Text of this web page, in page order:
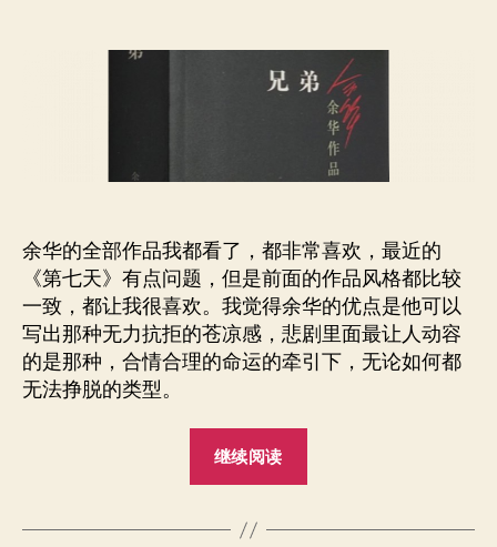
期
《兄
余华的全部作品我都看了，都非常喜欢，最近的
《第七天》有点问题，但是前面的作品风格都比较
一致，都让我很喜欢。我觉得余华的优点是他可以
写出那种无力抗拒的苍凉感，悲剧里面最让人动容
的是那种，合情合理的命运的牵引下，无论如何都
无法挣脱的类型。
继续阅读
《兄